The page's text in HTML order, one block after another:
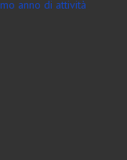
anno di attività